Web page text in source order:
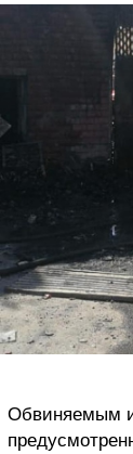
Обвиняемым